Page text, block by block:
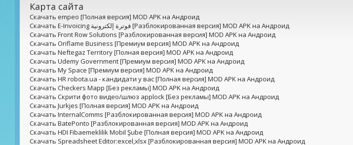
Карта сайта
Скачать empeo [Полная версия] MOD APK на Андроид
Скачать E-Invoicing فوترة إلكترونية [Разблокированная версия] MOD APK на Андроид
Скачать Front Row Solutions [Разблокированная версия] MOD APK на Андроид
Скачать Oriflame Business [Премиум версия] MOD APK на Андроид
Скачать Neftegaz Territory [Полная версия] MOD APK на Андроид
Скачать Udemy Government [Премиум версия] MOD APK на Андроид
Скачать My Space [Премиум версия] MOD APK на Андроид
Скачать HR robota.ua - кандидати у вас [Полная версия] MOD APK на Андроид
Скачать Checkers Mapp [Без рекламы] MOD APK на Андроид
Скачать Скрити фото видео/шлюз applock [Без рекламы] MOD APK на Андроид
Скачать Jurkjes [Полная версия] MOD APK на Андроид
Скачать InternalComms [Разблокированная версия] MOD APK на Андроид
Скачать BatePonto [Разблокированная версия] MOD APK на Андроид
Скачать HDI Fibaemeklilik Mobil Şube [Полная версия] MOD APK на Андроид
Скачать Spreadsheet Editor:excel,xlsx [Разблокированная версия] MOD APK на Андроид